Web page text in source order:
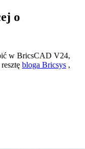
o
w BricsCAD V24,
bloga Bricsys ,